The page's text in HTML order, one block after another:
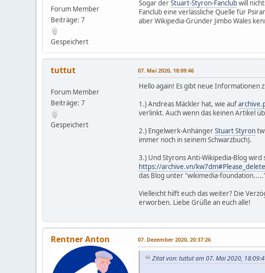
Forum Member
Beiträge: 7
Gespeichert
Sogar derStuart-Styron-Fanclubwill
Fanclub eine verlässliche Quelle für
aber Wikipedia-Gründer Jimbo Wales
tuttut
Forum Member
Beiträge: 7
Gespeichert
07. Mai 2020, 18:09:46
Hello again! Es gibt neue Informationen
1.) Andreas Mäckler hat, wie auf
verlinkt. Auch wenn das keinen Artikel
2.) Engelwerk-AnhängerStuart Styron
immer noch in seinem Schwarzbuch).
3.) Und Styrons Anti-Wikipedia-Blog wird
https://archive.vn/
das Blog unter "wikimedia-
Vielleicht hilft euch das weiter? Die
erworben. Liebe Grüße an euch alle!
Rentner Anton 07. Dezember 2020, 20:37:26
Zitat von: tuttut am 07. Mai 2020,